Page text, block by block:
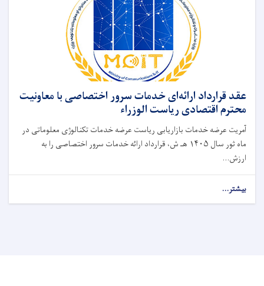
عقد قرارداد ارائه‌ای خدمات سرور اختصاصی با معاونیت
محترم اقتصادی ریاست الوزراء
آمریت عرضه‌ خدمات بازاریابی ریاست عرضه خدمات تکنالوژی معلوماتی در
ماه ثور سال ۱۴۰۵ هـ ش، قرارداد ارائه خدمات سرور اختصاصی را به
ارزش...
بیشتر...